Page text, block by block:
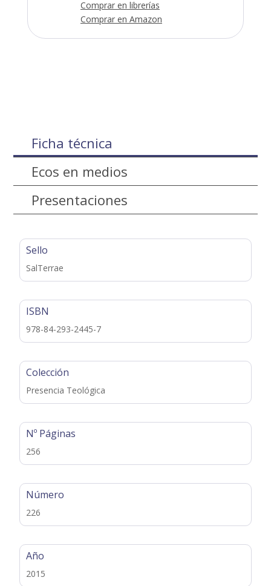
Comprar en librerías
Comprar en Amazon
Ficha técnica
Ecos en medios
Presentaciones
Sello
SalTerrae
ISBN
978-84-293-2445-7
Colección
Presencia Teológica
Nº Páginas
256
Número
226
Año
2015